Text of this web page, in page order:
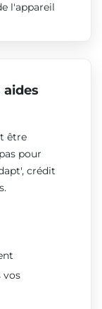
l'appareil
être
pour
crédit
vos